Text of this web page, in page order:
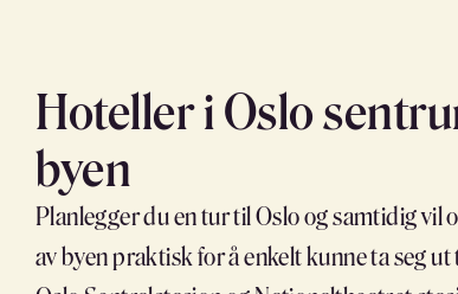
Hoteller i Oslo
byen
Planlegger du en tur til Oslo og samtidig
av byen praktisk for å enkelt kunne ta seg